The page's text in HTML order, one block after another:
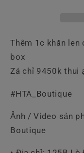
Thêm 1c khăn len
box
Zá chỉ 9450k thui
#HTA_Boutique
Ảnh / Video sản
Boutique